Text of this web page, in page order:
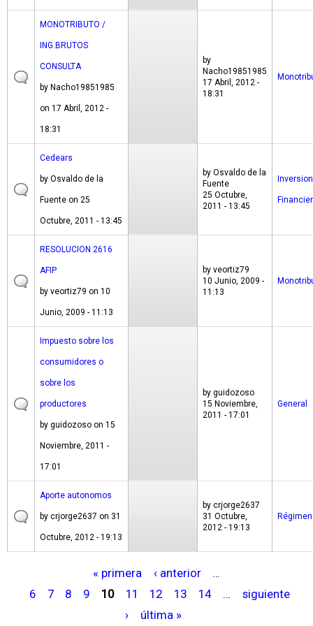
MONOTRIBUTO /
ING.BRUTOS
CONSULTA
by Nacho19851985
on 17 Abril, 2012 -
18:31
by
Nacho19851985
17 Abril, 2012 -
18:31
Cedears
by Osvaldo de la
Fuente on 25
Octubre, 2011 - 13:45
by Osvaldo de la
Fuente
25 Octubre,
2011 - 13:45
RESOLUCION 2616
AFIP
by veortiz79 on 10
Junio, 2009 - 11:13
by veortiz79
10 Junio, 2009 -
11:13
Impuesto sobre los
consumidores o
sobre los
productores
by guidozoso on 15
Noviembre, 2011 -
17:01
by guidozoso
15 Noviembre,
2011 - 17:01
General
Aporte autonomos
by crjorge2637 on 31
Octubre, 2012 - 19:13
by crjorge2637
31 Octubre,
2012 - 19:13
« primera ‹ anterior
…
6
7 8 9 10 11 12 13 14 …
siguiente
›
última »